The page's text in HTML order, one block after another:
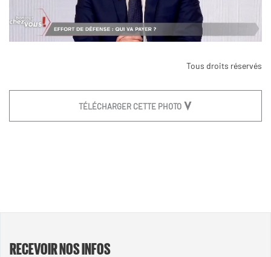
Tous droits réservés
TÉLÉCHARGER CETTE PHOTO
RECEVOIR NOS INFOS